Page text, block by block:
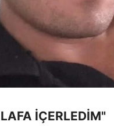
İÇERLEDİM"